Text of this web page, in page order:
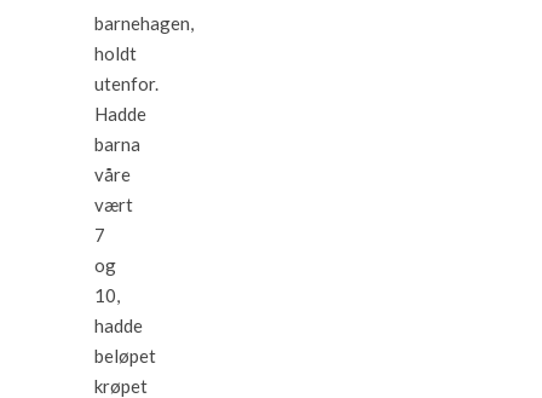
barnehagen,
holdt
utenfor.
Hadde
barna
våre
vært
7
og
10,
hadde
beløpet
krøpet